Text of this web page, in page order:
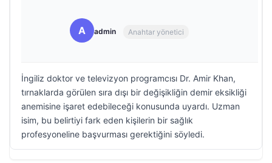
A admin Anahtar yönetici
İngiliz doktor ve televizyon programcısı Dr. Amir Khan,
tırnaklarda görülen sıra dışı bir değişikliğin demir eksikliği
anemisine işaret edebileceği konusunda uyardı. Uzman
isim, bu belirtiyi fark eden kişilerin bir sağlık
profesyoneline başvurması gerektiğini söyledi.